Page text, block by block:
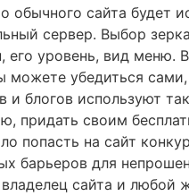
сайта будет
сервер. Выбор
уровень, вид меню.
убедиться
блогов используют
придать своим
попасть на сайт
барьеров для
владелец сайта и